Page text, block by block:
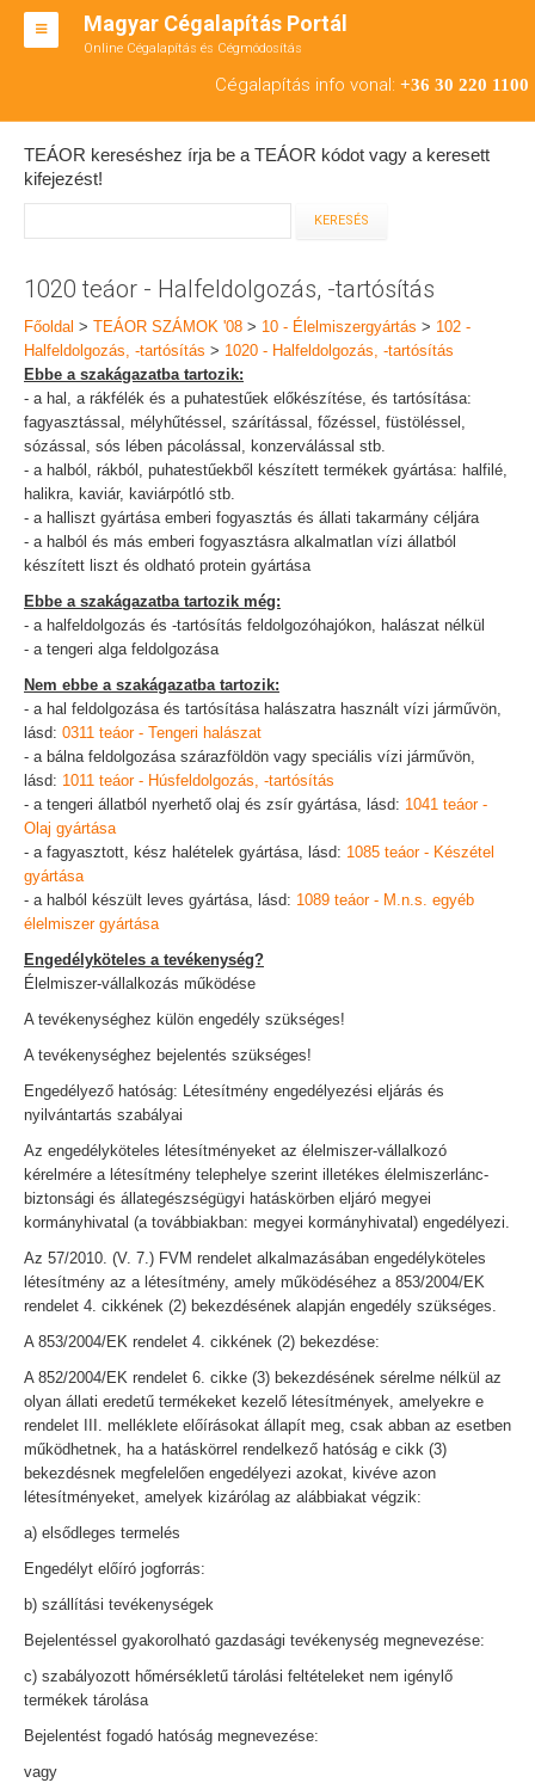
Magyar Cégalapítás Portál
Online Cégalapítás és Cégmódosítás
Cégalapítás info vonal: +36 30 220 1100
BT ALAPÍTÁS
RT ALAPÍTÁS
TEÁOR SZÁMOK '08
ENGEDÉLYKÖTELES
KAPCSOLAT
IRODÁK
TEÁOR kereséshez írja be a TEÁOR kódot vagy a keresett
kifejezést!
1020 teáor - Halfeldolgozás, -tartósítás
Főoldal > TEÁOR SZÁMOK '08 > 10 - Élelmiszergyártás > 102 -
Halfeldolgozás, -tartósítás > 1020 - Halfeldolgozás, -tartósítás
Ebbe a szakágazatba tartozik:
- a hal, a rákfélék és a puhatestűek előkészítése, és tartósítása:
fagyasztással, mélyhűtéssel, szárítással, főzéssel, füstöléssel,
sózással, sós lében pácolással, konzerválással stb.
- a halból, rákból, puhatestűekből készített termékek gyártása: halfilé,
halikra, kaviár, kaviárpótló stb.
- a halliszt gyártása emberi fogyasztás és állati takarmány céljára
- a halból és más emberi fogyasztásra alkalmatlan vízi állatból
készített liszt és oldható protein gyártása
Ebbe a szakágazatba tartozik még:
- a halfeldolgozás és -tartósítás feldolgozóhajókon, halászat nélkül
- a tengeri alga feldolgozása
Nem ebbe a szakágazatba tartozik:
- a hal feldolgozása és tartósítása halászatra használt vízi járművön,
lásd: 0311 teáor - Tengeri halászat
- a bálna feldolgozása szárazföldön vagy speciális vízi járművön,
lásd: 1011 teáor - Húsfeldolgozás, -tartósítás
- a tengeri állatból nyerhető olaj és zsír gyártása, lásd: 1041 teáor -
Olaj gyártása
- a fagyasztott, kész halételek gyártása, lásd: 1085 teáor - Készétel
gyártása
- a halból készült leves gyártása, lásd: 1089 teáor - M.n.s. egyéb
élelmiszer gyártása
Engedélyköteles a tevékenység?
Élelmiszer-vállalkozás működése
A tevékenységhez külön engedély szükséges!
A tevékenységhez bejelentés szükséges!
Engedélyező hatóság: Létesítmény engedélyezési eljárás és
nyilvántartás szabályai
Az engedélyköteles létesítményeket az élelmiszer-vállalkozó
kérelmére a létesítmény telephelye szerint illetékes élelmiszerlánc-
biztonsági és állategészségügyi hatáskörben eljáró megyei
kormányhivatal (a továbbiakban: megyei kormányhivatal) engedélyezi.
Az 57/2010. (V. 7.) FVM rendelet alkalmazásában engedélyköteles
létesítmény az a létesítmény, amely működéséhez a 853/2004/EK
rendelet 4. cikkének (2) bekezdésének alapján engedély szükséges.
A 853/2004/EK rendelet 4. cikkének (2) bekezdése:
A 852/2004/EK rendelet 6. cikke (3) bekezdésének sérelme nélkül az
olyan állati eredetű termékeket kezelő létesítmények, amelyekre e
rendelet III. melléklete előírásokat állapít meg, csak abban az esetben
működhetnek, ha a hatáskörrel rendelkező hatóság e cikk (3)
bekezdésnek megfelelően engedélyezi azokat, kivéve azon
létesítményeket, amelyek kizárólag az alábbiakat végzik:
a) elsődleges termelés
Engedélyt előíró jogforrás:
b) szállítási tevékenységek
Bejelentéssel gyakorolható gazdasági tevékenység megnevezése:
c) szabályozott hőmérsékletű tárolási feltételeket nem igénylő
termékek tárolása
Bejelentést fogadó hatóság megnevezése:
vagy